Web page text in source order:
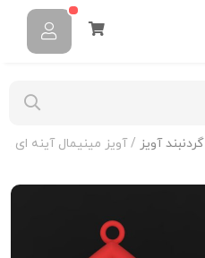
گردنبند آویز / آویز مینیمال آینه ای N-M-08